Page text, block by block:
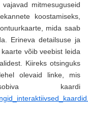
mitmesuguseid
koostamiseks,
mida saab
Erineva detailsuse ja
võib veebist leida
Kiireks otsinguks
olevaid linke, mis
kaardi